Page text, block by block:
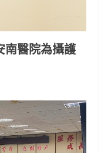
南醫院為攝護